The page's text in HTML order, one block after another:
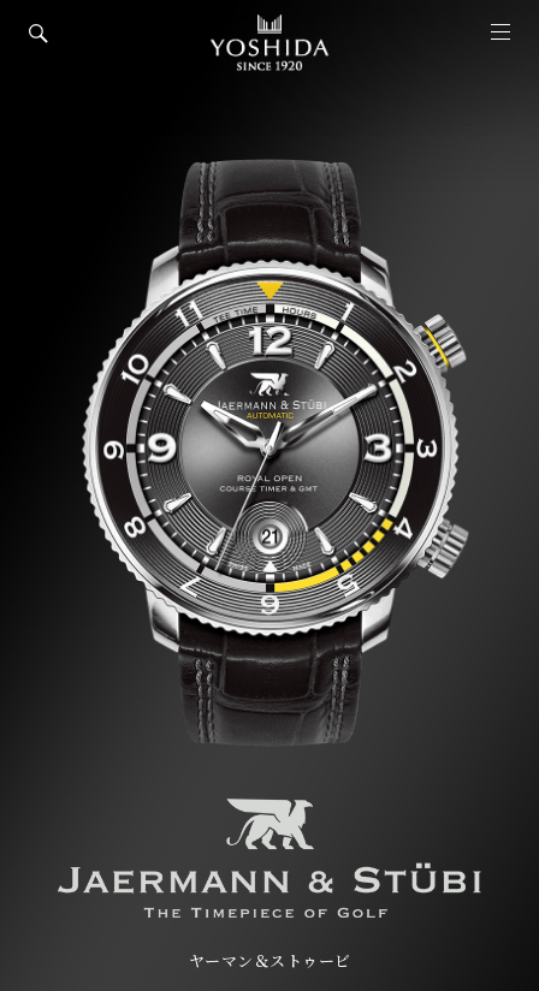
ヤーマン＆ストゥービ